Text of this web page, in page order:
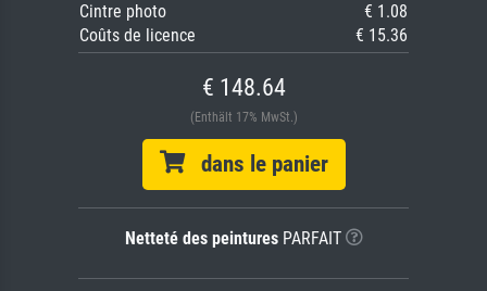
Cintre photo
€ 1.08
Coûts de licence
€ 15.36
€ 148.64
(Enthält 17% MwSt.)
dans le panier
Netteté des peinturesPARFAIT